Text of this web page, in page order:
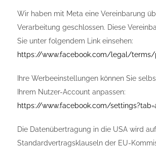
Wir haben mit Meta eine Vereinbarung
Verarbeitung geschlossen. Diese
Sie unter folgendem Link einsehen:
https://www.facebook.com/legal/terms/
Ihre Werbeeinstellungen können Sie
Ihrem Nutzer-Account anpassen:
https://www.facebook.com/
Die Datenübertragung in die USA wird
Standardvertragsklauseln der EU-